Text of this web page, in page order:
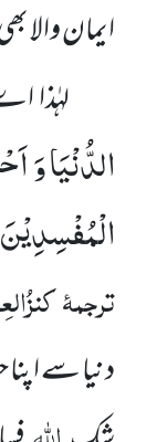
ایمان والا
لہٰذا
الدُّنْیَا وَ
الْمُفْسِدِیْنَ
ترجمۂ
دنیا سے